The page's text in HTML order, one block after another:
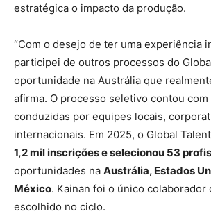
estratégica o impacto da produção.
“Com o desejo de ter uma experiência
participei de outros processos do
oportunidade na Austrália que
afirma. O processo seletivo contou com
conduzidas por equipes locais,
internacionais. Em 2025, o Global
1,2 mil inscrições e selecionou 53
oportunidades na Austrália, Estados
México. Kainan foi o único colaborador
escolhido no ciclo.